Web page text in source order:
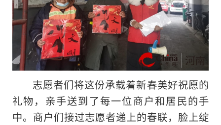
志愿者们将这份承载着新春美好祝愿的
礼物，亲手送到了每一位商户和居民的手
中。商户们接过志愿者递上的春联，脸上绽